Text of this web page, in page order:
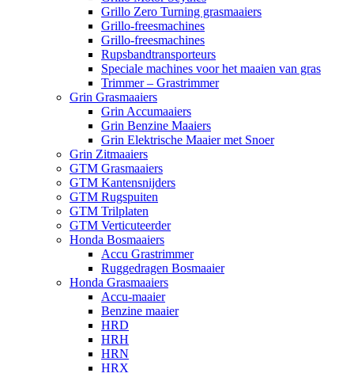
Grillo Zero Turning grasmaaiers
Grillo-freesmachines
Grillo-freesmachines
Rupsbandtransporteurs
Speciale machines voor het maaien van gras
Trimmer – Grastrimmer
Grin Grasmaaiers
Grin Accumaaiers
Grin Benzine Maaiers
Grin Elektrische Maaier met Snoer
Grin Zitmaaiers
GTM Grasmaaiers
GTM Kantensnijders
GTM Rugspuiten
GTM Trilplaten
GTM Verticuteerder
Honda Bosmaaiers
Accu Grastrimmer
Ruggedragen Bosmaaier
Honda Grasmaaiers
Accu-maaier
Benzine maaier
HRD
HRH
HRN
HRX